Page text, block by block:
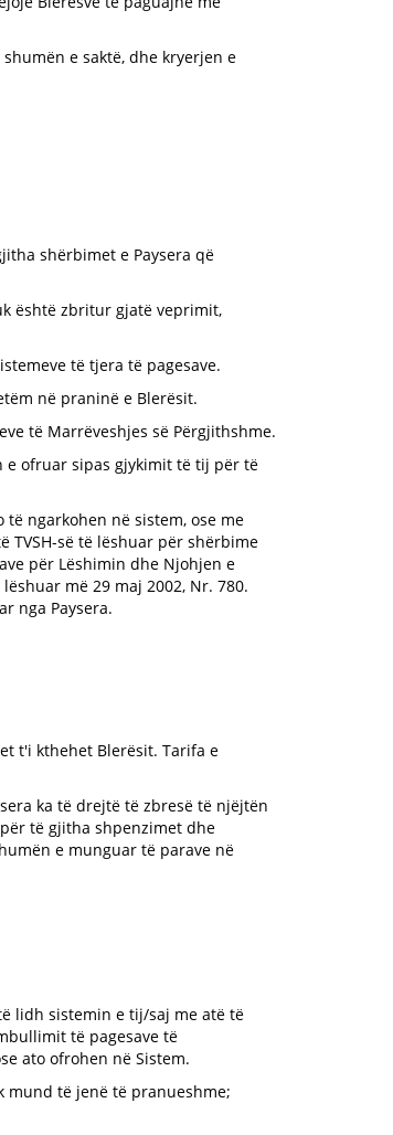
e saktë, dhe kryerjen e
shërbimet e Paysera që
është zbritur gjatë veprimit,
të tjera të pagesave.
në praninë e Blerësit.
të Marrëveshjes së Përgjithshme.
e ofruar sipas gjykimit të tij për të
ngarkohen në sistem, ose me
TVSH-së të lëshuar për shërbime
për Lëshimin dhe Njohjen e
më 29 maj 2002, Nr. 780.
nga Paysera.
t'i kthehet Blerësit. Tarifa e
ka të drejtë të zbresë të njëjtën
të gjitha shpenzimet dhe
e munguar të parave në
lidh sistemin e tij/saj me atë të
të pagesave të
ato ofrohen në Sistem.
mund të jenë të pranueshme;